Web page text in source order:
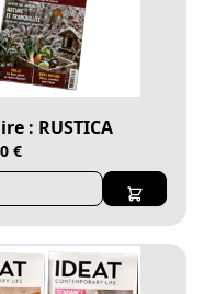
: RUSTICA
€